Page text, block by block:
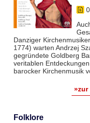
Danziger
1774) warten Andrzej
gegründete Goldberg
veritablen
barocker Kirchenmusik
»zur
Folklore